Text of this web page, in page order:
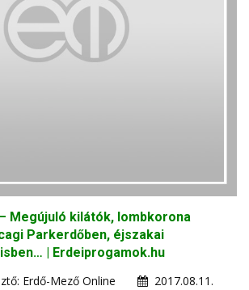
Megújuló kilátók, lombkorona
Parkerdőben, éjszakai
| Erdeiprogamok.hu
Erdő-Mező Online
2017.08.11.